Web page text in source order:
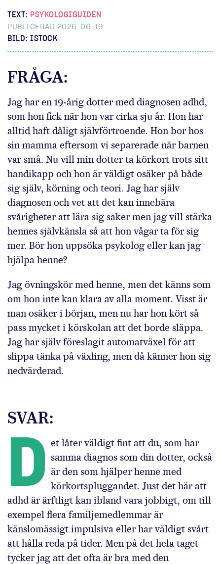
TEXT: PSYKOLOGIGUIDEN
PUBLICERAD 2026-06-19
BILD: ISTOCK
FRÅGA:
Jag har en 19-årig dotter med diagnosen adhd,
som hon fick när hon var cirka sju år. Hon har
alltid haft dåligt självförtroende. Hon bor hos
sin mamma eftersom vi separerade när barnen
var små. Nu vill min dotter ta körkort trots sitt
handikapp och hon är väldigt osäker på både
sig själv, körning och teori. Jag har själv
diagnosen och vet att det kan innebära
svårigheter att lära sig saker men jag vill stärka
hennes självkänsla så att hon vågar ta för sig
mer. Bör hon uppsöka psykolog eller kan jag
hjälpa henne?
Jag övningskör med henne, men det känns som
om hon inte kan klara av alla moment. Visst är
man osäker i början, men nu har hon kört så
pass mycket i körskolan att det borde släppa.
Jag har själv föreslagit automatväxel för att
slippa tänka på växling, men då känner hon sig
nedvärderad.
SVAR:
D et låter väldigt fint att du, som har
samma diagnos som din dotter, också
är den som hjälper henne med
körkortspluggandet. Just det här att
adhd är ärftligt kan ibland vara jobbigt, om till
exempel flera familjemedlemmar är
känslomässigt impulsiva eller har väldigt svårt
att hålla reda på tider. Men på det hela taget
tycker jag att det ofta är bra med den